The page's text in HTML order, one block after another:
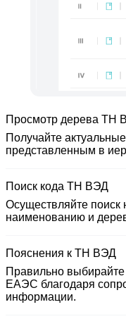
Просмотр дерева ТН
Получайте
представленным в
Поиск кода ТН ВЭД
Осуществляйте поиск
наименованию и
Пояснения к ТН ВЭД
Правильно
ЕАЭС благодаря
информации.